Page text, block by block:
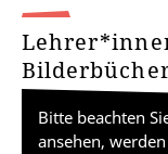
Bitte beachten
ansehen,